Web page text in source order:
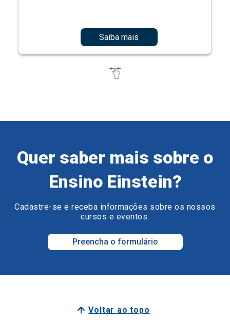
Saiba mais
Quer saber mais sobre o
Ensino Einstein?
Cadastre-se e receba informações sobre os nossos
cursos e eventos.
Preencha o formulário
Voltar ao topo